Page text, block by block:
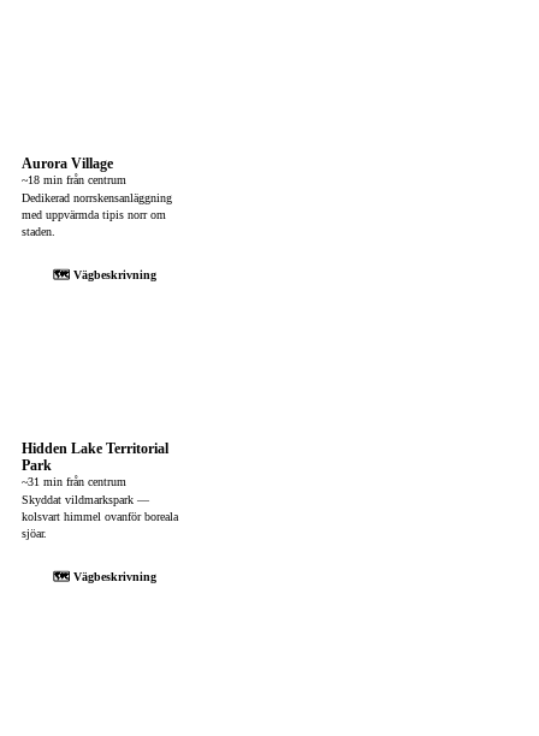
Aurora Village
~18 min från centrum
Dedikerad norrskensanläggning
med uppvärmda tipis norr om
staden.
🗺 Vägbeskrivning
Hidden Lake Territorial
Park
~31 min från centrum
Skyddat vildmarkspark —
kolsvart himmel ovanför boreala
sjöar.
🗺 Vägbeskrivning